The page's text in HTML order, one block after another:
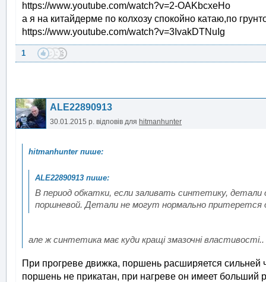
https://www.youtube.com/watch?v=2-OAKbcxeHo
а я на китайдерме по колхозу спокойно катаю,по
https://www.youtube.com/watch?v=3IvakDTNuIg
1
ALE22890913
30.01.2015 р. відповів для hitmanhunter
В период обкатки, если заливать синтетику, детали
поршневой. Детали не могут нормально притерется
але ж синтетика має куди кращі змазочні властивості..
При прогреве движка, поршень расширяется сильней
поршень не прикатан, при нагреве он имеет